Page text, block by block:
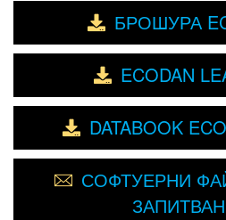
БРОШУРА
ECODAN
DATABOOK
СОФТУЕРНИ